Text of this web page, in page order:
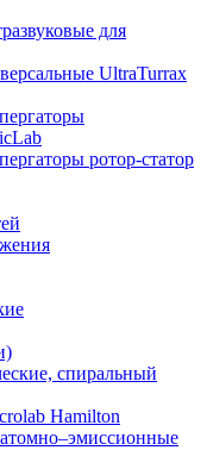
для
UltraTurrax
ротор-статор
спиральный
Hamilton